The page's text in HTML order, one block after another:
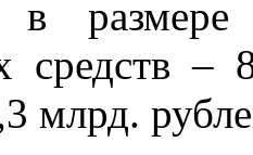
в
средств
млрд.